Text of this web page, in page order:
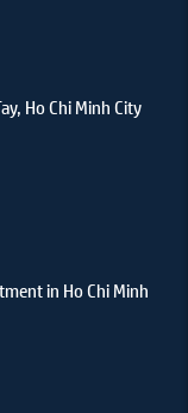
Ho Chi Minh City
in Ho Chi Minh